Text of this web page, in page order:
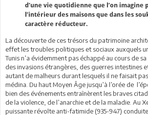
d’une vie quotidienne que l’on imagine
l’intérieur des maisons que dans les
caractère réducteur.
La découverte de ces trésors du patrimoine
effet les troubles politiques et sociaux auxquels
Tunis n’a évidemment pas échappé au cours de
des invasions étrangères, des guerres intestines
autant de malheurs durant lesquels il ne faisait
médina. Du haut Moyen Âge jusqu’à l’orée de
bien des événements entraînèrent les braves
de la violence, de l’anarchie et de la maladie. Au
puissante révolte anti-fatimide (935-947)